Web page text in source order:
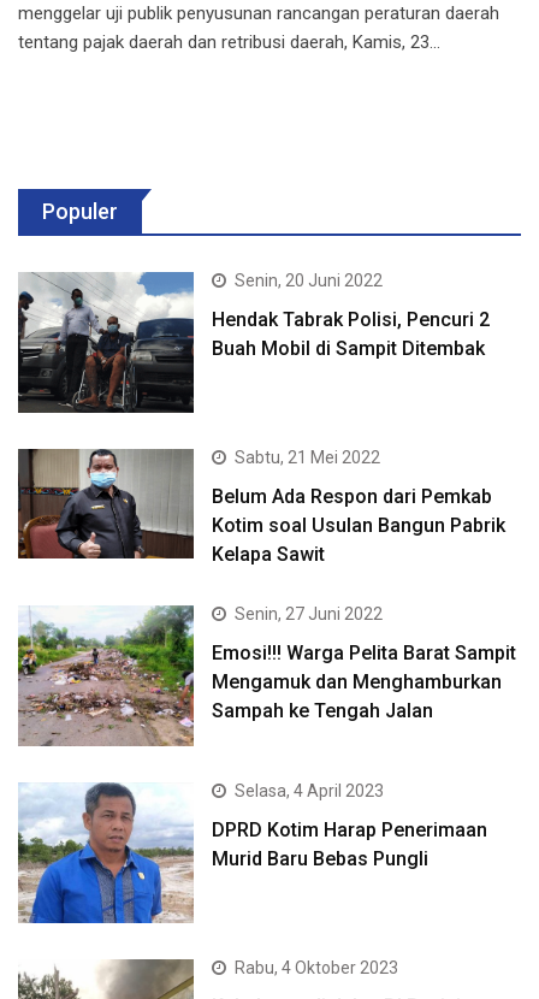
menggelar uji publik penyusunan rancangan peraturan daerah
tentang pajak daerah dan retribusi daerah, Kamis, 23…
Populer
Senin, 20 Juni 2022
Hendak Tabrak Polisi, Pencuri 2
Buah Mobil di Sampit Ditembak
Sabtu, 21 Mei 2022
Belum Ada Respon dari Pemkab
Kotim soal Usulan Bangun Pabrik
Kelapa Sawit
Senin, 27 Juni 2022
Emosi!!! Warga Pelita Barat Sampit
Mengamuk dan Menghamburkan
Sampah ke Tengah Jalan
Selasa, 4 April 2023
DPRD Kotim Harap Penerimaan
Murid Baru Bebas Pungli
Rabu, 4 Oktober 2023